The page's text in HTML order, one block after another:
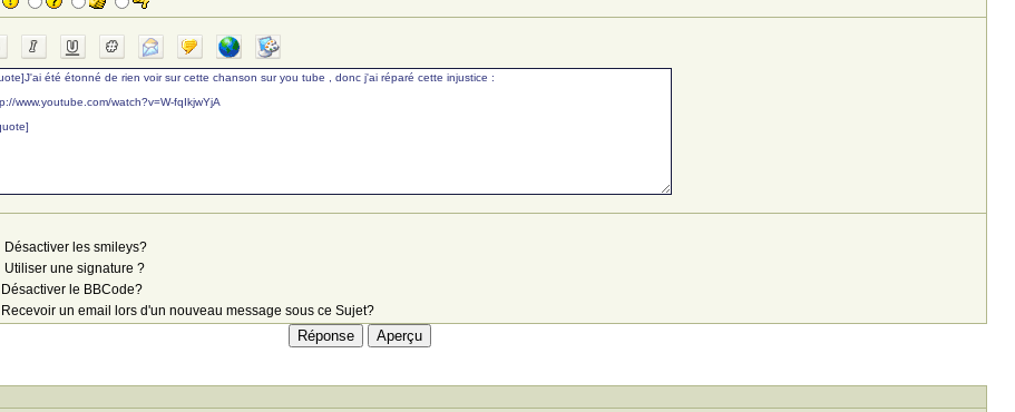
Désactiver les smileys?
Utiliser une signature ?
Désactiver le BBCode?
Recevoir un email lors d'un nouveau message sous ce Sujet?